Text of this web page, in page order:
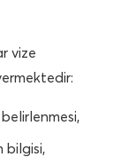
vize
bilgisi,